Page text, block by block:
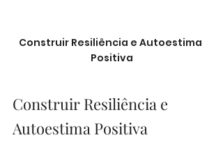
Construir Resiliência e Autoestima
Positiva
Construir Resiliência e
Autoestima Positiva